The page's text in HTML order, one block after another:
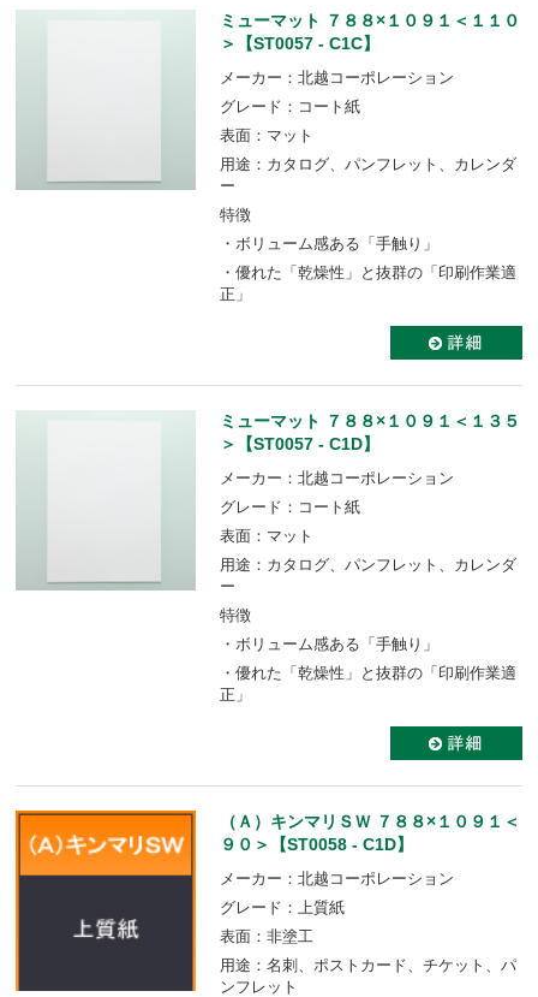
ミューマット ７８８×１０９１＜１１０
＞【ST0057 - C1C】
メーカー：北越コーポレーション
グレード：コート紙
表面：マット
用途：カタログ、パンフレット、カレンダ
ー
特徴
・ボリューム感ある「手触り」
・優れた「乾燥性」と抜群の「印刷作業適
正」
ミューマット ７８８×１０９１＜１３５
＞【ST0057 - C1D】
メーカー：北越コーポレーション
グレード：コート紙
表面：マット
用途：カタログ、パンフレット、カレンダ
ー
特徴
・ボリューム感ある「手触り」
・優れた「乾燥性」と抜群の「印刷作業適
正」
（Ａ）キンマリＳＷ ７８８×１０９１＜
９０＞【ST0058 - C1D】
メーカー：北越コーポレーション
グレード：上質紙
表面：非塗工
用途：名刺、ポストカード、チケット、パ
ンフレット